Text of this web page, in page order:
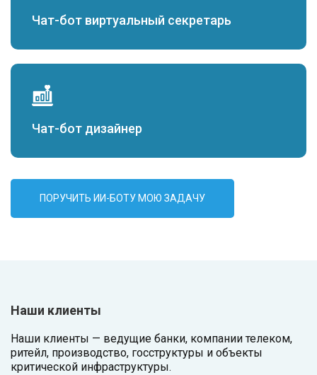
Чат-бот виртуальный секретарь
Чат-бот дизайнер
ПОРУЧИТЬ ИИ-БОТУ МОЮ ЗАДАЧУ
Наши клиенты
Наши клиенты — ведущие банки, компании телеком,
ритейл, производство, госструктуры и объекты
критической инфраструктуры.